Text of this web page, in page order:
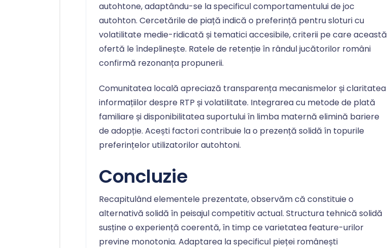
autohtone, adaptându-se la specificul comportamentului de joc
autohton. Cercetările de piață indică o preferință pentru sloturi cu
volatilitate medie-ridicată și tematici accesibile, criterii pe care această
ofertă le îndeplinește. Ratele de retenție în rândul jucătorilor români
confirmă rezonanța propunerii.
Comunitatea locală apreciază transparența mecanismelor și claritatea
informațiilor despre RTP și volatilitate. Integrarea cu metode de plată
familiare și disponibilitatea suportului în limba maternă elimină bariere
de adopție. Acești factori contribuie la o prezență solidă în topurile
preferințelor utilizatorilor autohtoni.
Concluzie
Recapitulând elementele prezentate, observăm că constituie o
alternativă solidă în peisajul competitiv actual. Structura tehnică solidă
susține o experiență coerentă, în timp ce varietatea feature-urilor
previne monotonia. Adaptarea la specificul pieței românești